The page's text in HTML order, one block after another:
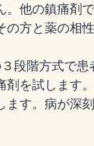
。他の鎮痛剤
の方と薬の相
段階方式で患
剤を試します
す。病が深